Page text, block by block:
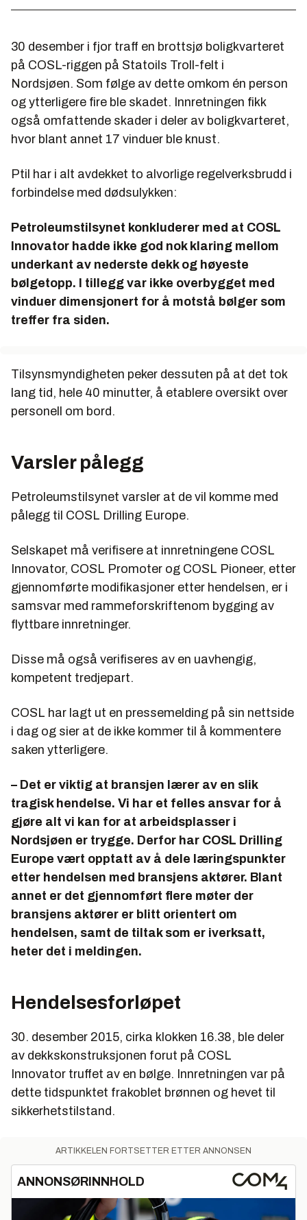
30 desember i fjor traff en brottsjø boligkvarteret
på COSL-riggen på Statoils Troll-felt i
Nordsjøen. Som følge av dette omkom én person
og ytterligere fire ble skadet. Innretningen fikk
også omfattende skader i deler av boligkvarteret,
hvor blant annet 17 vinduer ble knust.
Ptil har i alt avdekket to alvorlige regelverksbrudd i
forbindelse med dødsulykken:
Petroleumstilsynet konkluderer med at COSL
Innovator hadde ikke god nok klaring mellom
underkant av nederste dekk og høyeste
bølgetopp. I tillegg var ikke overbygget med
vinduer dimensjonert for å motstå bølger som
treffer fra siden.
Tilsynsmyndigheten peker dessuten på at det tok
lang tid, hele 40 minutter, å etablere oversikt over
personell om bord.
Varsler pålegg
Petroleumstilsynet varsler at de vil komme med
pålegg til COSL Drilling Europe.
Selskapet må verifisere at innretningene COSL
Innovator, COSL Promoter og COSL Pioneer, etter
gjennomførte modifikasjoner etter hendelsen, er i
samsvar med rammeforskriftenom bygging av
flyttbare innretninger.
Disse må også verifiseres av en uavhengig,
kompetent tredjepart.
COSL har lagt ut en pressemelding på sin nettside
i dag og sier at de ikke kommer til å kommentere
saken ytterligere.
– Det er viktig at bransjen lærer av en slik
tragisk hendelse. Vi har et felles ansvar for å
gjøre alt vi kan for at arbeidsplasser i
Nordsjøen er trygge. Derfor har COSL Drilling
Europe vært opptatt av å dele læringspunkter
etter hendelsen med bransjens aktører. Blant
annet er det gjennomført flere møter der
bransjens aktører er blitt orientert om
hendelsen, samt de tiltak som er iverksatt,
heter det i meldingen.
Hendelsesforløpet
30. desember 2015, cirka klokken 16.38, ble deler
av dekkskonstruksjonen forut på COSL
Innovator truffet av en bølge. Innretningen var på
dette tidspunktet frakoblet brønnen og hevet til
sikkerhetstilstand.
ARTIKKELEN FORTSETTER ETTER ANNONSEN
ANNONSØRINNHOLD